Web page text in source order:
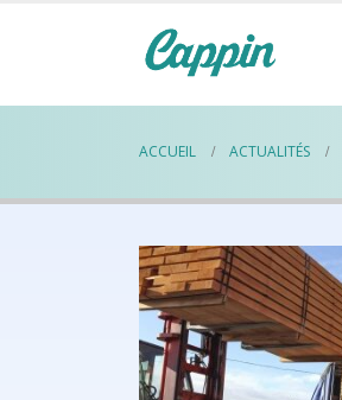
ACCUEIL ACTUALITÉS